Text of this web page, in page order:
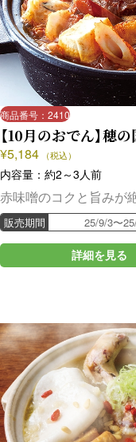
商品番号：2410
【10月のおでん】穂
¥5,184 （税込）
内容量：約2～3人前
赤味噌のコクと旨みが
販売期間 25/9/3〜
詳細を見る